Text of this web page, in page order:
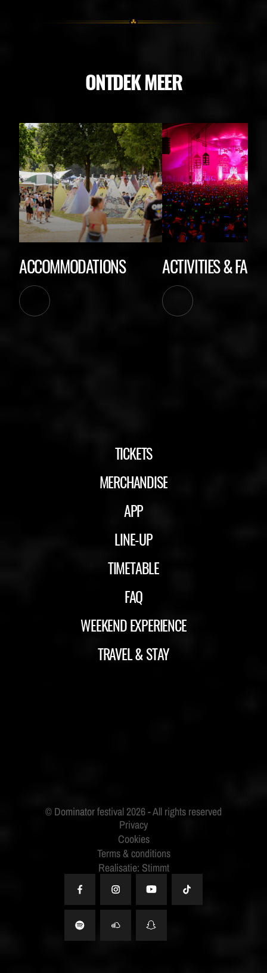
ONTDEK MEER
ACCOMMODATIONS ACTIVITIES &
TICKETS
MERCHANDISE
APP
LINE-UP
TIMETABLE
FAQ
WEEKEND EXPERIENCE
TRAVEL & STAY
Privacy
Cookies
Terms & conditions
Realisatie: Stimmt